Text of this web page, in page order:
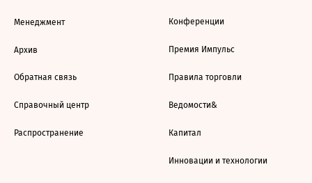
Менеджмент
Архив
Обратная связь
Справочный центр
Распространение
Конференции
Премия Импульс
Правила торговли
Ведомости&
Капитал
Инновации и технологии